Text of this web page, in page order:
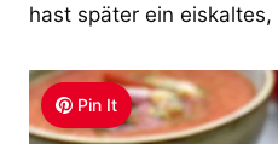
hast später ein
Pin It